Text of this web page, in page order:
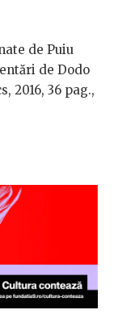
de Puiu
de Dodo
2016, 36 pag.,